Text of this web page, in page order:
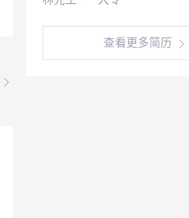
查看更多简历